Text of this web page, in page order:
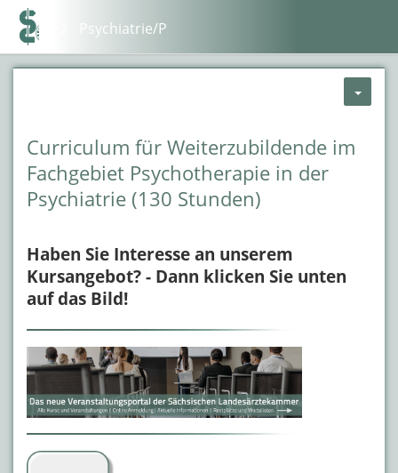
Psychiatrie/Psychotherapie
Curriculum für Weiterzubildende im
Fachgebiet Psychotherapie in der
Psychiatrie (130 Stunden)
Haben Sie Interesse an unserem
Kursangebot? - Dann klicken Sie unten
auf das Bild!